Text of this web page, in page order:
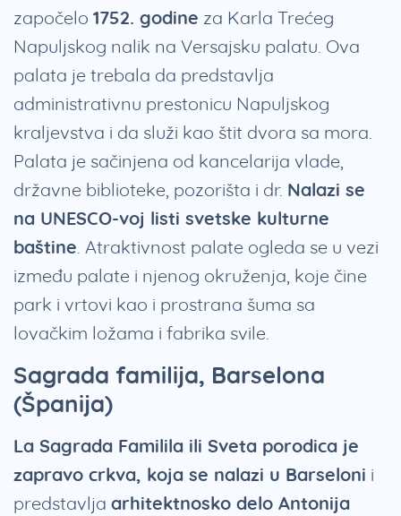
započelo 1752. godine za Karla Trećeg
Napuljskog nalik na Versajsku palatu. Ova
palata je trebala da predstavlja
administrativnu prestonicu Napuljskog
kraljevstva i da služi kao štit dvora sa mora.
Palata je sačinjena od kancelarija vlade,
državne biblioteke, pozorišta i dr. Nalazi se
na UNESCO-voj listi svetske kulturne
baštine. Atraktivnost palate ogleda se u vezi
između palate i njenog okruženja, koje čine
park i vrtovi kao i prostrana šuma sa
lovačkim ložama i fabrika svile.
Sagrada familija, Barselona
(Španija)
La Sagrada Familila ili Sveta porodica je
zapravo crkva, koja se nalazi u Barseloni i
predstavlja arhitektnosko delo Antonija